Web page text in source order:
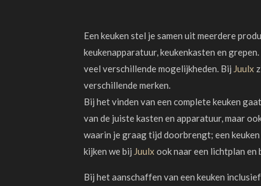
Een keuken stel je samen uit meerdere
keukenapparatuur, keukenkasten en
veel verschillende mogelijkheden. Bij Juulx
verschillende merken.
Bij het vinden van een complete keuken
van de juiste kasten en apparatuur, maar
waarin je graag tijd doorbrengt; een
kijken we bij Juulx ook naar een lichtplan en
Bij het aanschaffen van een keuken